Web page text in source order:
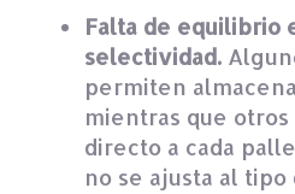
Falta de equilibrio
selectividad.
permiten
mientras que
directo a cada
no se ajusta al